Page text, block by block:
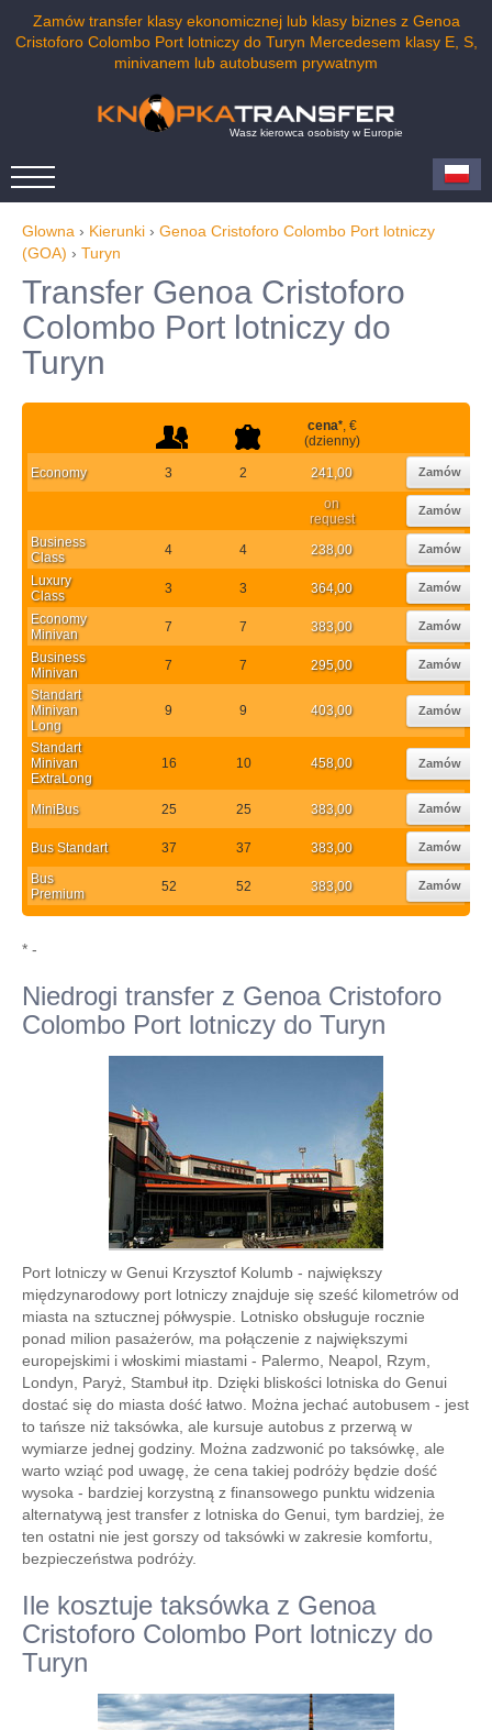
Zamów transfer klasy ekonomicznej lub klasy biznes z Genoa
Cristoforo Colombo Port lotniczy do Turyn Mercedesem klasy E, S,
minivanem lub autobusem prywatnym
Wasz kierowca osobisty w Europie
Glowna › Kierunki › Genoa Cristoforo Colombo Port lotniczy
(GOA) › Turyn
Transfer Genoa Cristoforo
Colombo Port lotniczy do
Turyn
cena*, €
(dzienny)
Economy 3 2 241,00 Zamów
on
request
Zamów
Business
Class
4 4 238,00 Zamów
Luxury
Class
3 3 364,00 Zamów
Economy
Minivan
7 7 383,00 Zamów
Business
Minivan
7 7 295,00 Zamów
Standart
Minivan
Long
9 9 403,00 Zamów
Standart
Minivan
ExtraLong
16 10 458,00 Zamów
MiniBus 25 25 383,00 Zamów
Bus Standart 37 37 383,00 Zamów
Bus
Premium
52 52 383,00 Zamów
* -
Niedrogi transfer z Genoa Cristoforo
Colombo Port lotniczy do Turyn
Port lotniczy w Genui Krzysztof Kolumb - największy
międzynarodowy port lotniczy znajduje się sześć kilometrów od
miasta na sztucznej półwyspie. Lotnisko obsługuje rocznie
ponad milion pasażerów, ma połączenie z największymi
europejskimi i włoskimi miastami - Palermo, Neapol, Rzym,
Londyn, Paryż, Stambuł itp. Dzięki bliskości lotniska do Genui
dostać się do miasta dość łatwo. Można jechać autobusem - jest
to tańsze niż taksówka, ale kursuje autobus z przerwą w
wymiarze jednej godziny. Można zadzwonić po taksówkę, ale
warto wziąć pod uwagę, że cena takiej podróży będzie dość
wysoka - bardziej korzystną z finansowego punktu widzenia
alternatywą jest transfer z lotniska do Genui, tym bardziej, że
ten ostatni nie jest gorszy od taksówki w zakresie komfortu,
bezpieczeństwa podróży.
Ile kosztuje taksówka z Genoa
Cristoforo Colombo Port lotniczy do
Turyn